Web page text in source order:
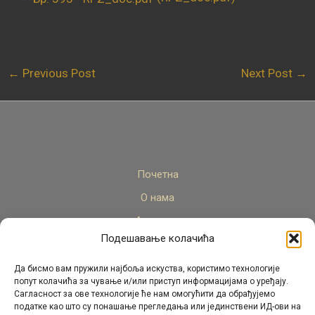
Подешавање колачића
Да бисмо вам пружили најбоља искуства, користимо технологије
попут колачића за чување и/или приступ информацијама о уређају.
Сагласност за ове технологије ће нам омогућити да обрађујемо
податке као што су понашање прегледања или јединствени ИД-ови на
← Previous Post Next Post →
Почетна
О нама
Актуелно
Стручни кадар
Пројекти
Архива